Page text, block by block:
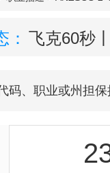
： 飞克60秒
码、职业或州担保